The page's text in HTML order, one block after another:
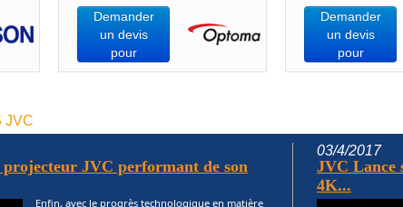
Demander
un devis
pour
Demander
un devis
pour
JVC
JVC performant de son
Enfin, avec le progrès technologique en matière
03/4/2017
JVC Lance
4K...